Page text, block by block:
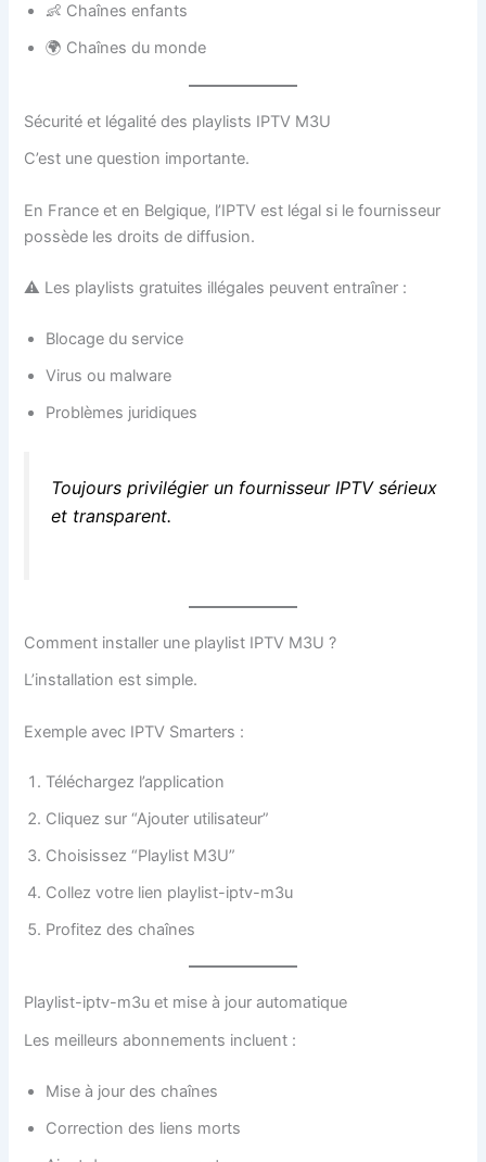
👶 Chaînes enfants
🌍 Chaînes du monde
Sécurité et légalité des playlists IPTV M3U
C’est une question importante.
En France et en Belgique, l’IPTV est légal si le fournisseur
possède les droits de diffusion.
⚠️ Les playlists gratuites illégales peuvent entraîner :
Blocage du service
Virus ou malware
Problèmes juridiques
Toujours privilégier un fournisseur IPTV sérieux
et transparent.
Comment installer une playlist IPTV M3U ?
L’installation est simple.
Exemple avec IPTV Smarters :
Téléchargez l’application
Cliquez sur “Ajouter utilisateur”
Choisissez “Playlist M3U”
Collez votre lien playlist-iptv-m3u
Profitez des chaînes
Playlist-iptv-m3u et mise à jour automatique
Les meilleurs abonnements incluent :
Mise à jour des chaînes
Correction des liens morts